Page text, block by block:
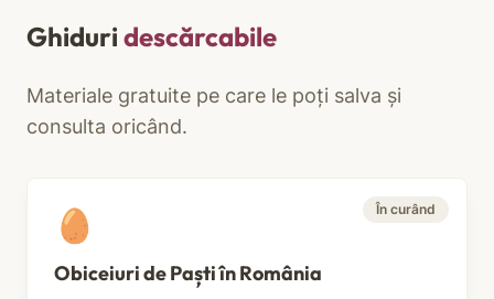
Ghiduri descărcabile
Materiale gratuite pe care le poți salva și
consulta oricând.
🥚 În curând
Obiceiuri de Paști în România